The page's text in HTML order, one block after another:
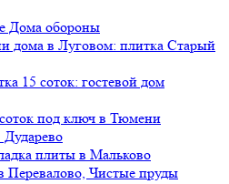
Дома обороны
дома в Луговом: плитка Старый
15 соток: гостевой дом
соток под ключ в Тюмени
Дударево
плиты в Мальково
Перевалово, Чистые пруды